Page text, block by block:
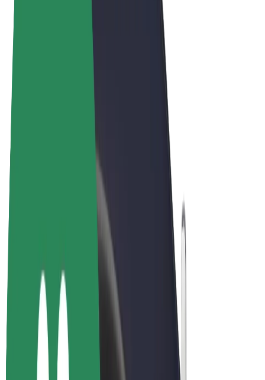
Bolt for Business
Bolt Plus
Vydělávejte s Boltem
Řidiči
Výdělky řidiče
Kurýři